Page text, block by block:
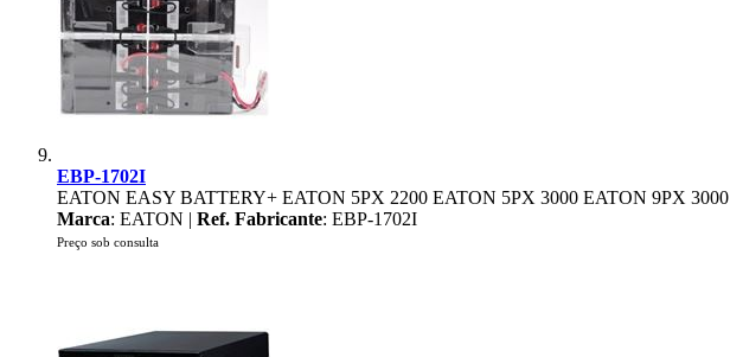
EBP-1702I
EATON EASY BATTERY+ EATON 5PX 2200 EATON 5PX 3000 EATON 9PX 3000
Marca: EATON | Ref. Fabricante: EBP-1702I
Preço sob consulta